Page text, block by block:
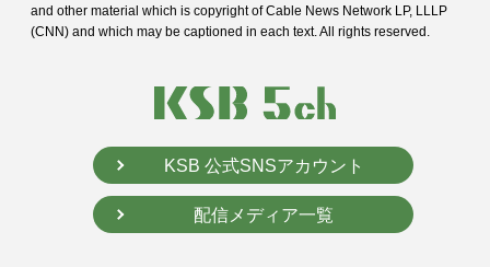
and other material which is copyright of Cable News Network LP, LLLP
(CNN) and which may be captioned in each text. All rights reserved.
KSB 公式SNSアカウント
配信メディア一覧